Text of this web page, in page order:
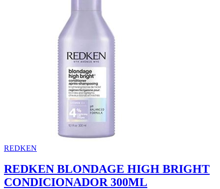
REDKEN
REDKEN BLONDAGE HIGH BRIGHT
CONDICIONADOR 300ML